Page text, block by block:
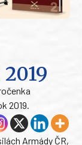
2019.
Armády ČR,